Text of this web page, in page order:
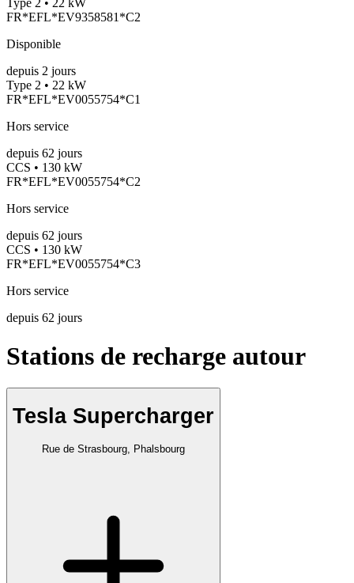
FR*EFL*EV9358581*C2
Disponible
depuis 2 jours
Type 2 • 22 kW
FR*EFL*EV0055754*C1
Hors service
depuis 62 jours
CCS • 130 kW
FR*EFL*EV0055754*C2
Hors service
depuis 62 jours
CCS • 130 kW
FR*EFL*EV0055754*C3
Hors service
depuis 62 jours
Stations de recharge autour
Tesla Supercharger
Rue de Strasbourg, Phalsbourg